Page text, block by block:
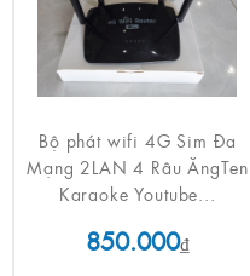
Bộ phát wifi 4G Sim Đa
Mạng 2LAN 4 Râu ĂngTen
Karaoke Youtube...
850.000₫